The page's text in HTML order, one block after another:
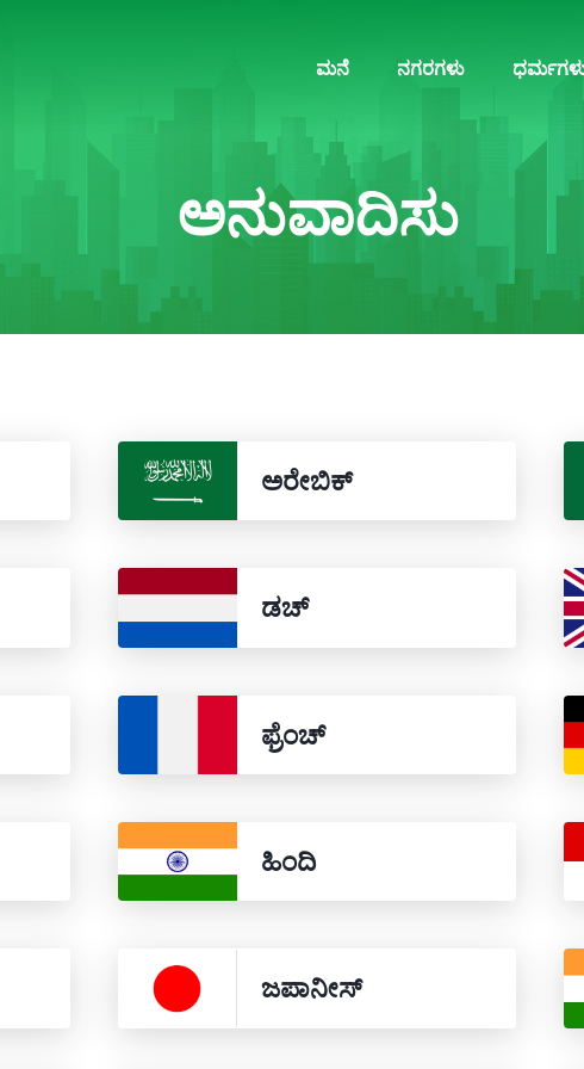
ಮನೆ ನಗರಗಳು
ಅನುವಾದಿಸು
ಅರೇಬಿಕ್
ಡಚ್
ಫ್ರೆಂಚ್
ಹಿಂದಿ
ಜಪಾನೀಸ್